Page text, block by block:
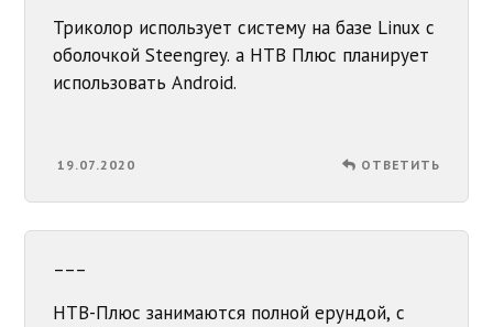
Триколор использует систему на базе Linux с
оболочкой Steengrey. а НТВ Плюс планирует
использовать Android.
19.07.2020 ОТВЕТИТЬ
---
НТВ-Плюс занимаются полной ерундой, с